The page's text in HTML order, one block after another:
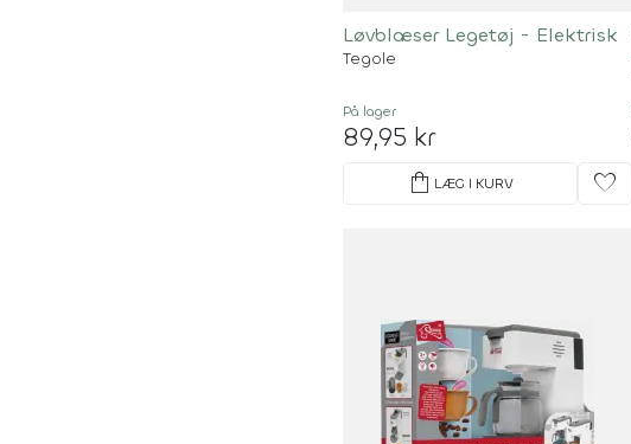
Løvblæser Legetøj - Elektrisk
Tegole
På lager
89,95 kr
shopping_bag LÆG I KURV favorite